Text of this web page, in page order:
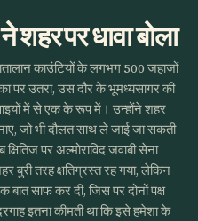
शहर पर धावा बोला
काउंटियों के लगभग 500 जहाजों
पर उतरा, उस दौर के भूमध्यसागर की
में से एक के रूप में। उन्होंने शहर
जो भी दौलत साथ ले जाई जा सकती
पर अल्मोराविद जवाबी सेना
बुरी तरह क्षतिग्रस्त रह गया, लेकिन
साफ कर दी, जिस पर दोनों पक्ष
इतना कीमती था कि इसे हमेशा के